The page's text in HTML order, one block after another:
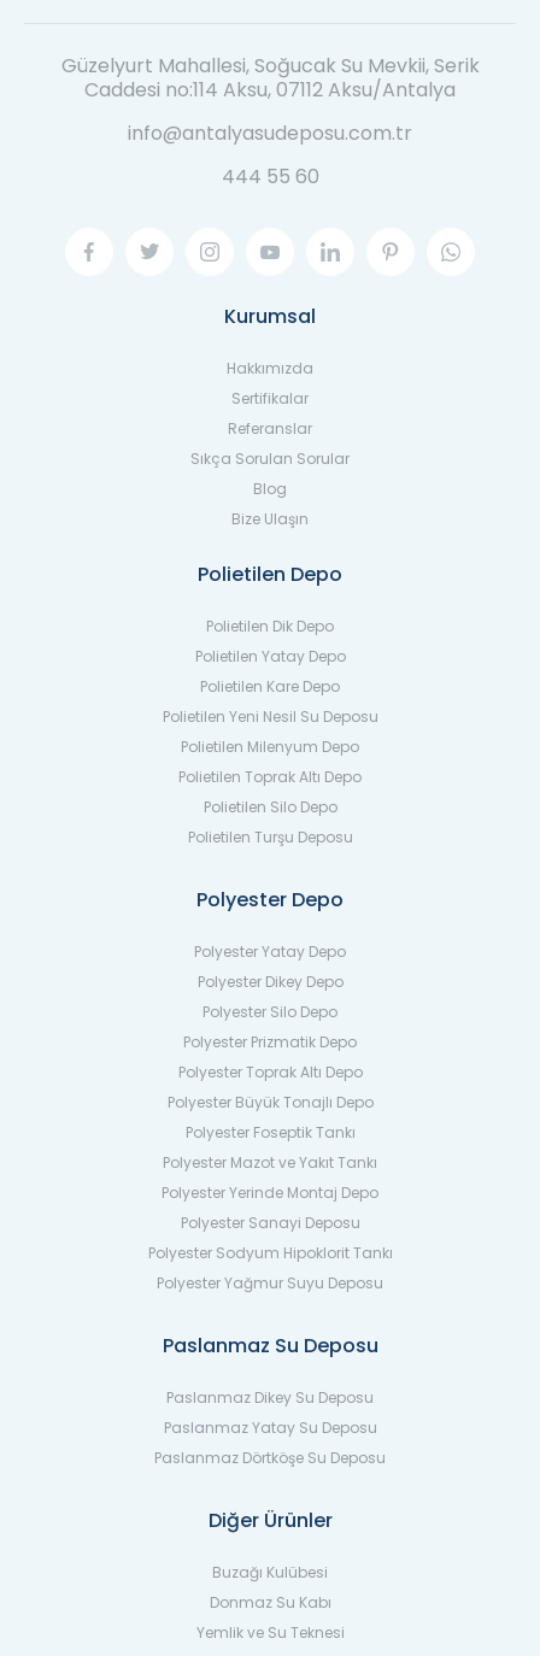
Güzelyurt Mahallesi, Soğucak Su Mevkii, Serik
Caddesi no:114 Aksu, 07112 Aksu/Antalya
info@antalyasudeposu.com.tr
444 55 60
Kurumsal
Hakkımızda
Sertifikalar
Referanslar
Sıkça Sorulan Sorular
Blog
Bize Ulaşın
Polietilen Depo
Polietilen Dik Depo
Polietilen Yatay Depo
Polietilen Kare Depo
Polietilen Yeni Nesil Su Deposu
Polietilen Milenyum Depo
Polietilen Toprak Altı Depo
Polietilen Silo Depo
Polietilen Turşu Deposu
Polyester Depo
Polyester Yatay Depo
Polyester Dikey Depo
Polyester Silo Depo
Polyester Prizmatik Depo
Polyester Toprak Altı Depo
Polyester Büyük Tonajlı Depo
Polyester Foseptik Tankı
Polyester Mazot ve Yakıt Tankı
Polyester Yerinde Montaj Depo
Polyester Sanayi Deposu
Polyester Sodyum Hipoklorit Tankı
Polyester Yağmur Suyu Deposu
Paslanmaz Su Deposu
Paslanmaz Dikey Su Deposu
Paslanmaz Yatay Su Deposu
Paslanmaz Dörtköşe Su Deposu
Diğer Ürünler
Buzağı Kulübesi
Donmaz Su Kabı
Yemlik ve Su Teknesi